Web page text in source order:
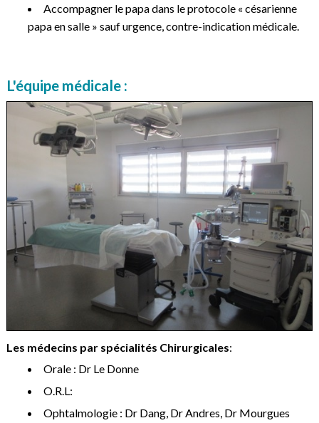
Accompagner le papa dans le protocole « césarienne
papa en salle » sauf urgence, contre-indication médicale.
L'équipe médicale :
Les médecins par spécialités Chirurgicales:
Orale : Dr Le Donne
O.R.L:
Ophtalmologie : Dr Dang, Dr Andres, Dr Mourgues